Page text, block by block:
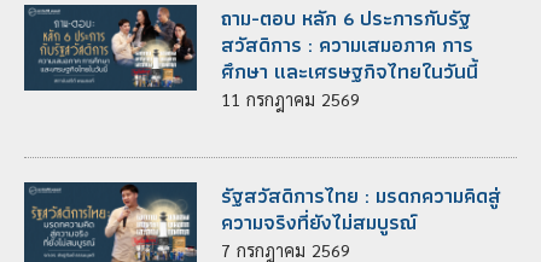
ถาม-ตอบ หลัก 6 ประการกับรัฐ
สวัสดิการ : ความเสมอภาค การ
ศึกษา และเศรษฐกิจไทยในวันนี้
11 กรกฎาคม 2569
รัฐสวัสดิการไทย : มรดกความคิดสู่
ความจริงที่ยังไม่สมบูรณ์
7 กรกฎาคม 2569